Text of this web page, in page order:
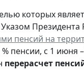
которых
Президента
пенсий на
% пенсии, с 1 июня
перерасчет